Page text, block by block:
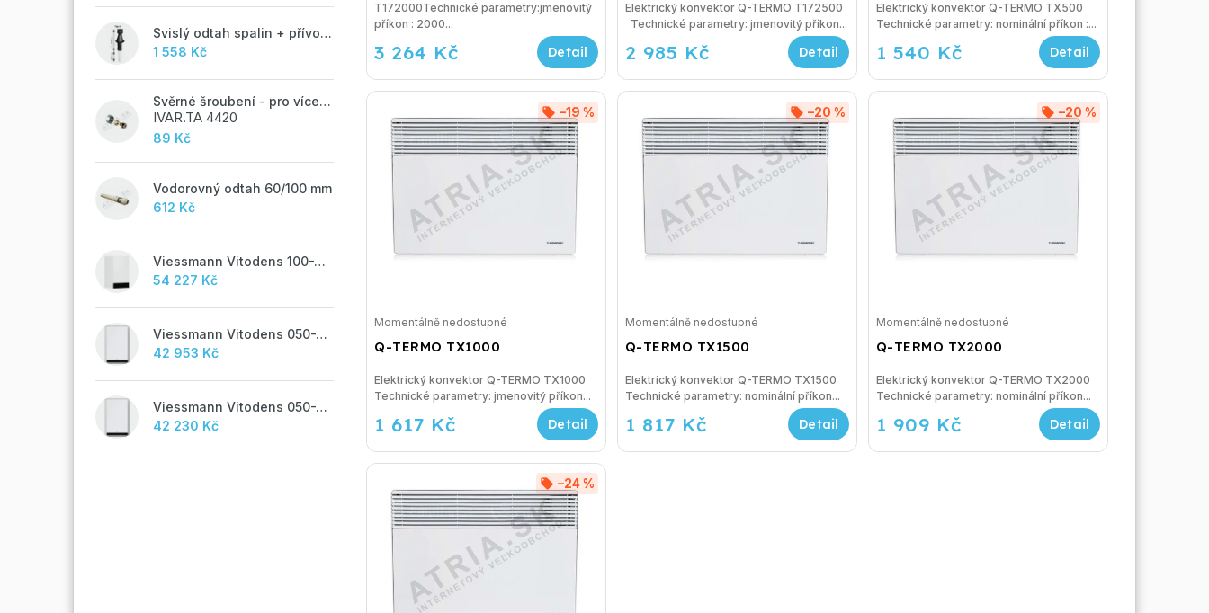
Svislý odtah spalin + přívod vzduchu 60/100 mm - A
1 558 Kč
Svěrné šroubení - pro vícevrstvé potrubí ALPEX - 16x2 ALU-EK
IVAR.TA 4420
89 Kč
Vodorovný odtah 60/100 mm
612 Kč
Viessmann Vitodens 100-W, 19 kW
54 227 Kč
Viessmann Vitodens 050-W, 19 kW, TUV
42 953 Kč
Viessmann Vitodens 050-W, 19 kW
42 230 Kč
3 264 Kč
T172000Technické parametry:jmenovitý
příkon : 2000...
2 985 Kč
Elektrický konvektor Q-TERMO T172500
Technické parametry: jmenovitý příkon...
1 540 Kč
Elektrický konvektor Q-TERMO TX500
Technické parametry: nominální příkon :...
Q-TERMO TX1000
–19 %
Momentálně nedostupné
1 617 Kč
Elektrický konvektor Q-TERMO TX1000
Technické parametry: jmenovitý příkon...
Q-TERMO TX1500
–20 %
Momentálně nedostupné
1 817 Kč
Elektrický konvektor Q-TERMO TX1500
Technické parametry: nominální příkon...
Q-TERMO TX2000
–20 %
Momentálně nedostupné
1 909 Kč
Elektrický konvektor Q-TERMO TX2000
Technické parametry: nominální příkon...
–24 %